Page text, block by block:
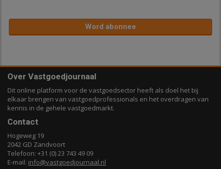
Word abonnee
Over Vastgoedjournaal
Dit online platform voor de vastgoedsector heeft als doel het bij
elkaar brengen van vastgoedprofessionals en het overdragen van
kennis in de gehele vastgoedmarkt.
Contact
Hogeweg 19
2042 GD Zandvoort
Telefoon: +31 (0) 23 743 49 09
E-mail: info@vastgoedjournaal.nl